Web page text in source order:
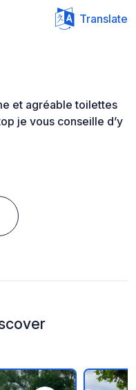
Translate
et agréable toilettes
je vous conseille d’y